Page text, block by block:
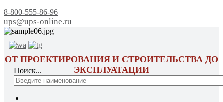
8-800-555-86-96
ups@ups-online.ru
ОТ ПРОЕКТИРОВАНИЯ И СТРОИТЕЛЬСТВА ДО
ЭКСПЛУАТАЦИИ
Поиск...